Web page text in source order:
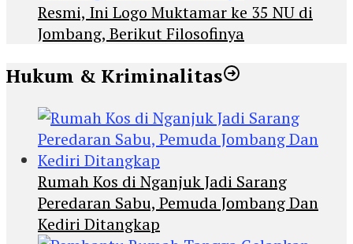
Resmi, Ini Logo Muktamar ke 35 NU di
Jombang, Berikut Filosofinya
Hukum & Kriminalitas
Rumah Kos di Nganjuk Jadi Sarang
Peredaran Sabu, Pemuda Jombang Dan
Kediri Ditangkap